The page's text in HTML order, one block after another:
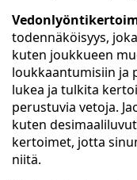
todennäköisyys,
kuten joukkueen
loukkaantumisiin ja
lukea ja tulkita
perustuvia vetoja.
kuten
kertoimet, jotta
niitä.